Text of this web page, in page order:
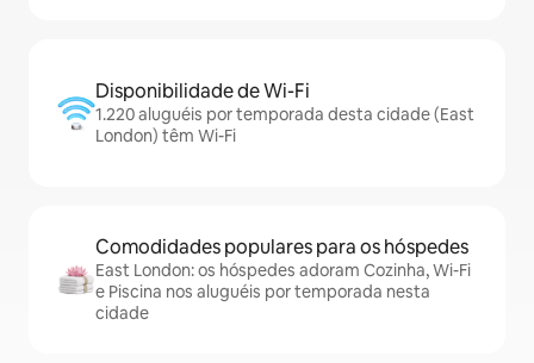
Disponibilidade de Wi-Fi
1.220 aluguéis por temporada desta cidade (East
London) têm Wi-Fi
Comodidades populares para os hóspedes
East London: os hóspedes adoram Cozinha, Wi-Fi
e Piscina nos aluguéis por temporada nesta
cidade